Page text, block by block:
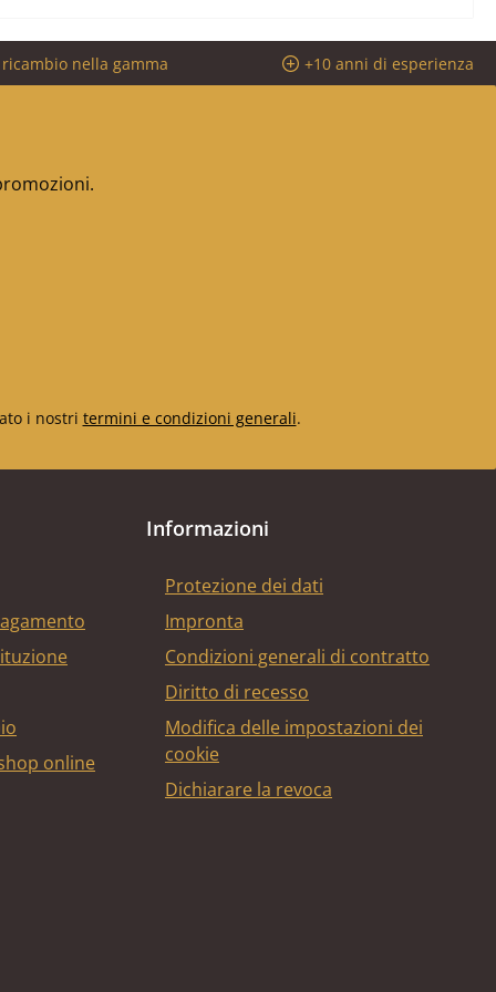
nella gamma +10 anni di esperienza
i nostri termini e condizioni generali.
online
Informazioni
Protezione dei dati
Impronta
Condizioni generali di contratto
Diritto di recesso
Modifica delle impostazioni dei
cookie
Dichiarare la revoca